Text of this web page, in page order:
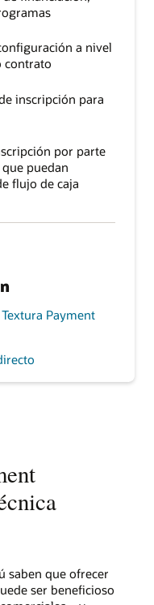
a nivel
contrato
inscripción para
por parte
puedan
flujo de caja
Payment
saben que ofrecer
ser beneficioso